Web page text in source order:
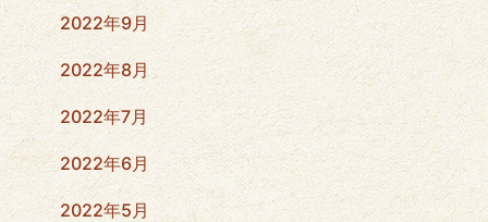
2022年9月
2022年8月
2022年7月
2022年6月
2022年5月